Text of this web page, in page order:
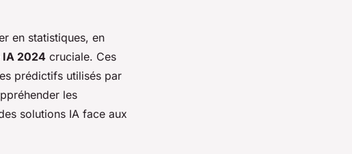
en statistiques, en
IA 2024 cruciale. Ces
prédictifs utilisés par
les
solutions IA face aux